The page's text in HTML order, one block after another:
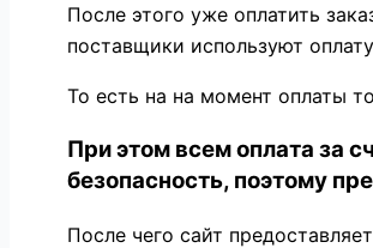
После этого уже оплатить
поставщики используют
То есть на на момент оплаты
При этом всем оплата за
безопасность, поэтому
После чего сайт